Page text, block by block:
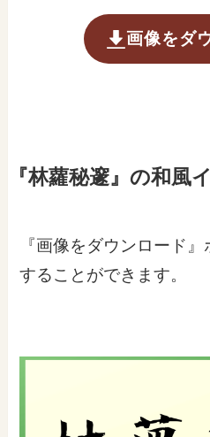
画像をダ
『林蘿秘邃』の和風
『画像をダウンロード
することができます。